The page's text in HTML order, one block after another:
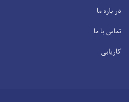
در باره ما
تماس با ما
کاریابی